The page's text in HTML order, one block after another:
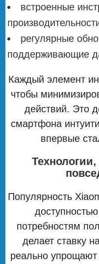
встроенные
регулярные
поддерживающие
Каждый элемент
чтобы
действий. Это
смартфона
впервые
Популярность
потребностям
делает ставку
реально